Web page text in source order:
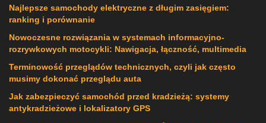
Najlepsze samochody elektryczne z długim zasięgiem:
ranking i porównanie
Nowoczesne rozwiązania w systemach informacyjno-
rozrywkowych motocykli: Nawigacja, łączność, multimedia
Terminowość przeglądów technicznych, czyli jak często
musimy dokonać przeglądu auta
Jak zabezpieczyć samochód przed kradzieżą: systemy
antykradzieżowe i lokalizatory GPS